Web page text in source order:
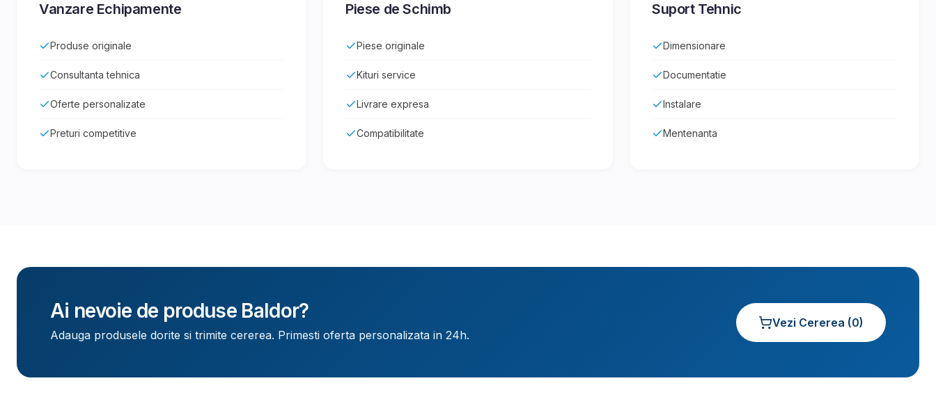
Vanzare Echipamente
Produse originale
Consultanta tehnica
Oferte personalizate
Preturi competitive
Piese de Schimb
Piese originale
Kituri service
Livrare expresa
Compatibilitate
Suport Tehnic
Dimensionare
Documentatie
Instalare
Mentenanta
Ai nevoie de produse Baldor?
Adauga produsele dorite si trimite cererea. Primesti oferta personalizata in 24h.
Vezi Cererea (0)